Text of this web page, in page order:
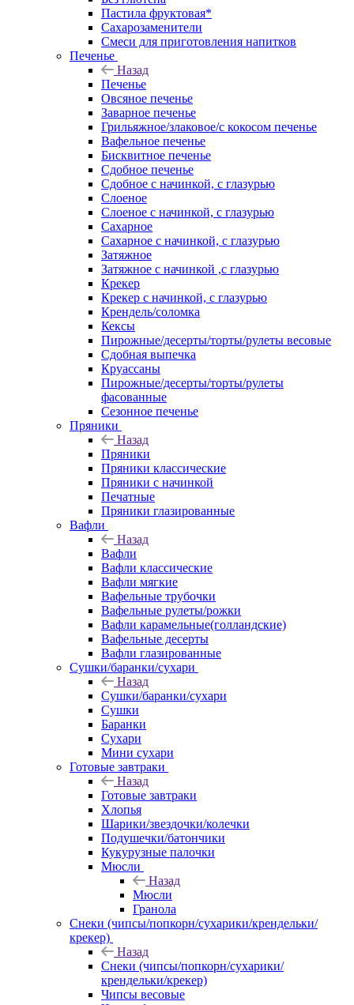
Пастила фруктовая*
Сахарозаменители
Смеси для приготовления напитков
Печенье
Назад
Печенье
Овсяное печенье
Заварное печенье
Грильяжное/злаковое/с кокосом печенье
Вафельное печенье
Бисквитное печенье
Сдобное печенье
Сдобное с начинкой, с глазурью
Слоеное
Слоеное с начинкой, с глазурью
Сахарное
Сахарное с начинкой, с глазурью
Затяжное
Затяжное с начинкой ,с глазурью
Крекер
Крекер с начинкой, с глазурью
Крендель/соломка
Кексы
Пирожные/десерты/торты/рулеты весовые
Сдобная выпечка
Круассаны
Пирожные/десерты/торты/рулеты
фасованные
Сезонное печенье
Пряники
Назад
Пряники
Пряники классические
Пряники с начинкой
Печатные
Пряники глазированные
Вафли
Назад
Вафли
Вафли классические
Вафли мягкие
Вафельные трубочки
Вафельные рулеты/рожки
Вафли карамельные(голландские)
Вафельные десерты
Вафли глазированные
Сушки/баранки/сухари
Назад
Сушки/баранки/сухари
Сушки
Баранки
Сухари
Мини сухари
Готовые завтраки
Назад
Готовые завтраки
Хлопья
Шарики/звездочки/колечки
Подушечки/батончики
Кукурузные палочки
Мюсли
Назад
Мюсли
Гранола
Снеки (чипсы/попкорн/сухарики/крендельки/
крекер)
Назад
Снеки (чипсы/попкорн/сухарики/
крендельки/крекер)
Чипсы весовые